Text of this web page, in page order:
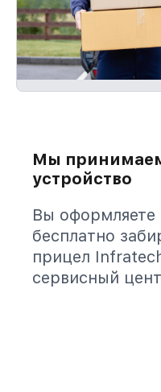
Мы
устройство
Вы оформляете
бесплатно
прицел
сервисный